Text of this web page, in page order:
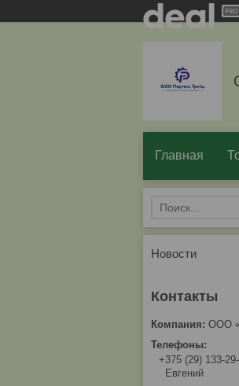
Главная
Новости
ООО
+375 (29) 133-
Евгений